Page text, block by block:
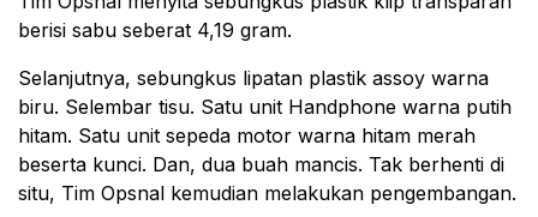
berisi sabu seberat 4,19 gram.
Selanjutnya, sebungkus lipatan plastik assoy warna
biru. Selembar tisu. Satu unit Handphone warna putih
hitam. Satu unit sepeda motor warna hitam merah
beserta kunci. Dan, dua buah mancis. Tak berhenti di
situ, Tim Opsnal kemudian melakukan pengembangan.